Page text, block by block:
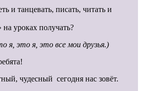
писать, читать и
уроках получать?
все мои друзья.)
сегодня нас зовёт.